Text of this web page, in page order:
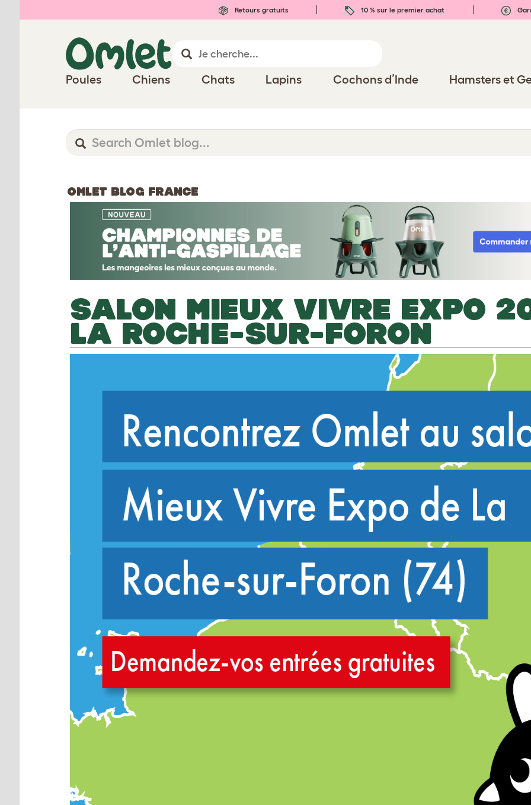
Retours gratuits 10 % sur le premier achat
Poules Chiens Chats Lapins Cochons d’Inde Hamsters et
OMLET BLOG FRANCE
SALON MIEUX VIVRE EXPO
LA ROCHE-SUR-FORON